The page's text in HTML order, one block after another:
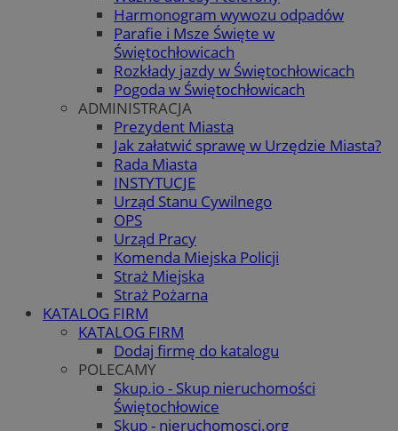
Harmonogram wywozu odpadów
Parafie i Msze Święte w
Świętochłowicach
Rozkłady jazdy w Świętochłowicach
Pogoda w Świętochłowicach
ADMINISTRACJA
Prezydent Miasta
Jak załatwić sprawę w Urzędzie Miasta?
Rada Miasta
INSTYTUCJE
Urząd Stanu Cywilnego
OPS
Urząd Pracy
Komenda Miejska Policji
Straż Miejska
Straż Pożarna
KATALOG FIRM
KATALOG FIRM
Dodaj firmę do katalogu
POLECAMY
Skup.io - Skup nieruchomości
Świętochłowice
Skup - nieruchomosci.org